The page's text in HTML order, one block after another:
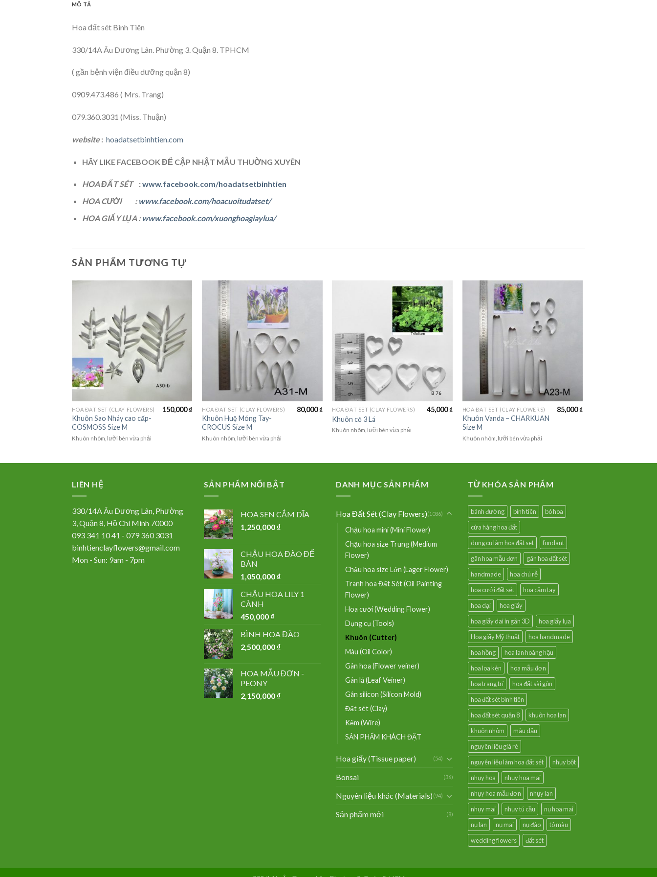
MÔ TẢ
Hoa đất sét Bình Tiên
330/14A Âu Dương Lân. Phường 3. Quận 8. TPHCM
( gần bệnh viện điều dưỡng quận 8)
0909.473.486 ( Mrs. Trang)
079.360.3031 (Miss. Thuận)
website: hoadatsetbinhtien.com
HÃY LIKE FACEBOOK ĐỂ CẬP NHẬT MẪU THUỜNG XUYÊN
HOA ĐẤT SÉT:www.facebook.com/hoadatsetbinhtien
HOA CƯỚI : www.facebook.com/hoacuoitudatset/
HOA GIẤY LỤA : www.facebook.com/xuonghoagiaylua/
SẢN PHẨM TƯƠNG TỰ
HOA ĐẤT SÉT (CLAY FLOWERS)
Khuôn Sao Nháy cao cấp-
COSMOSS Size M
150,000₫
Khuôn nhôm, lưỡi bén vừa phải
HOA ĐẤT SÉT (CLAY FLOWERS)
Khuôn Huệ Móng Tay-
CROCUS Size M
80,000₫
Khuôn nhôm, lưỡi bén vừa phải
HOA ĐẤT SÉT (CLAY FLOWERS)
Khuôn cỏ 3 Lá
45,000₫
Khuôn nhôm, lưỡi bén vừa phải
HOA ĐẤT SÉT (CLAY FLOWERS)
Khuôn Vanda – CHARKUAN
Size M
85,000₫
Khuôn nhôm, lưỡi bén vừa phải
LIÊN HỆ
330/14A Âu Dương Lân, Phường
3, Quận 8, Hồ Chí Minh 70000
093 341 10 41 - 079 360 3031
binhtienclayflowers@gmail.com
Mon - Sun: 9am - 7pm
SẢN PHẨM NỔI BẬT
HOA SEN CẮM DĨA
1,250,000 ₫
CHẬU HOA ĐÀO ĐỂ
BÀN
1,050,000 ₫
CHẬU HOA LILY 1
CÀNH
450,000 ₫
BÌNH HOA ĐÀO
2,500,000 ₫
HOA MẪU ĐƠN -
PEONY
2,150,000 ₫
DANH MỤC SẢN PHẨM
Hoa Đất Sét (Clay Flowers)(1036)
Chậu hoa mini (Mini Flower)
Chậu hoa size Trung (Medium
Flower)
Chậu hoa size Lớn (Lager Flower)
Tranh hoa Đất Sét (Oil Painting
Flower)
Hoa cưới (Wedding Flower)
Dụng cụ (Tools)
Khuôn (Cutter)
Màu (Oil Color)
Gân hoa (Flower veiner)
Gân lá (Leaf Veiner)
Gân silicon (Silicon Mold)
Đất sét (Clay)
Kẽm (Wire)
SẢN PHẨM KHÁCH ĐẶT
Hoa giấy (Tissue paper) (54)
Bonsai (36)
Nguyên liệu khác (Materials) (94)
Sản phẩm mới (8)
TỪ KHÓA SẢN PHẨM
bánh đường bình tiên
bó hoa
cửa hàng hoa đất
dụng cụ làm hoa đất set
fondant
gân hoa mẫu đơn
gân hoa đất sét
handmade
hoa chú rễ
hoa cưới đất sét
hoa cầm tay
hoa dại
hoa giấy
hoa giấy dai in gân 3D
hoa giấy lụa
Hoa giấy Mỹ thuật
hoa handmade
hoa hồng
hoa lan hoàng hậu
hoa loa kèn
hoa mẫu đơn
hoa trang trí
hoa đất sài gòn
hoa đất sét bình tiên
hoa đất sét quận 8
khuôn hoa lan
khuôn nhôm
màu dầu
nguyên liệu giá rẻ
nguyên liệu làm hoa đất sét
nhụy bột
nhụy hoa
nhụy hoa mai
nhụy hoa mẫu đơn
nhụy lan
nhụy mai
nhụy tú cầu
nụ hoa mai
nụ lan
nụ mai nụ đào
tô màu
wedding flowers
đất sét